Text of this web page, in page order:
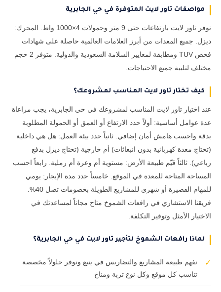
مواصفات تاور لايت المتوفرة في حي الجابرية
نوفر تاور لايت بارتفاعات حتى 9 متر وحمولات 4×1000 واط. المحرك:
ديزل. جميع المعدات من أبرز العلامات العالمية حاصلة على شهادات
فحص TUV ومطابقة لمعايير السلامة السعودية والدولية. متوفر 2 حجم
مختلف لتلبية جميع الاحتياجات.
كيف تختار تاور لايت المناسب لمشروعك؟
عند اختيار تاور لايت المناسب لمشروعك في حي الجابرية، يجب مراعاة
عدة عوامل أساسية: أولاً حدد الارتفاع أو العمق أو الحمولة المطلوبة
بدقة واحسب هامش أمان إضافي. ثانياً حدد بيئة العمل: هل هي داخلية
(تحتاج معدة كهربائية بدون انبعاثات) أم خارجية (تحتاج ديزل بدفع
رباعي). ثالثاً قيّم طبيعة الأرض: مستوية أم وعرة أم رملية. رابعاً احسب
المساحة المتاحة للمعدة في الموقع. خامساً حدد مدة الإيجار: يومي
للمهام القصيرة أو شهري للمشاريع الطويلة بخصومات تصل 40%.
فريقنا الاستشاري في رافعات الشموخ متاح مجاناً لمساعدتك في
الاختيار الأمثل وتوفير التكلفة.
لماذا رافعات الشموخ لتأجير تاور لايت في حي الجابرية؟
✓
نفهم طبيعة المشاريع والتضاريس في ينبع ونوفر حلولاً مخصصة
تناسب كل موقع وكل نوع تربة ومناخ